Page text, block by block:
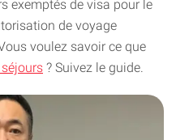
exemptés de visa pour le
de voyage
voulez savoir ce que
? Suivez le guide.